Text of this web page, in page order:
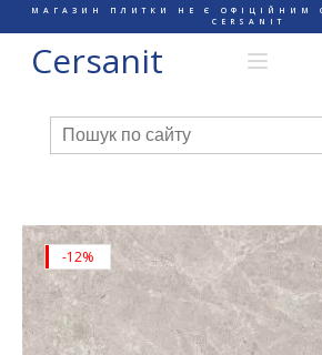
МАГАЗИН ПЛИТКИ НЕ Є ОФІЦІЙНИМ
CERSANIT
Cersanit
-12%